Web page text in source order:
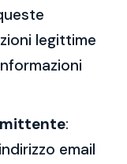
legittime
mittente:
email